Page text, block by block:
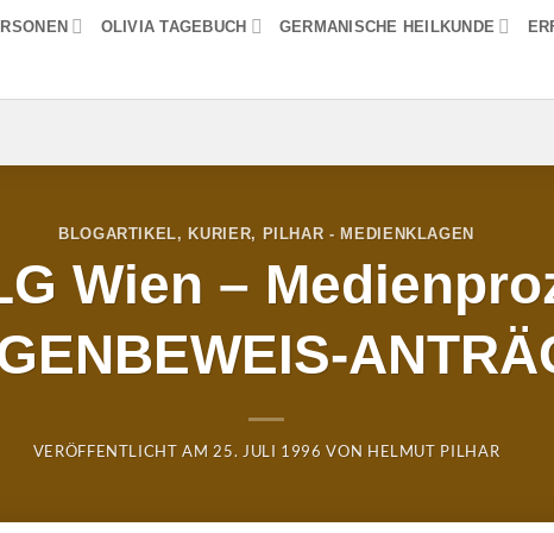
OLIVIA TAGEBUCH GERMANISCHE HEILKUNDE
BLOGARTIKEL, KURIER, PILHAR - MEDIENKLAGEN
Wien –
VERÖFFENTLICHT AM25. JULI 1996 VON HELMUT PILHAR